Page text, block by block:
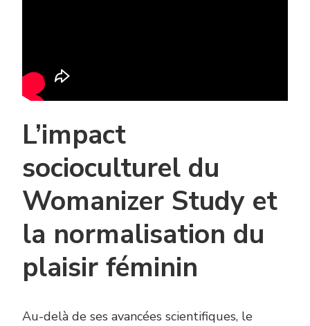
L’impact
socioculturel du
Womanizer Study et
la normalisation du
plaisir féminin
Au-delà de ses avancées scientifiques, le